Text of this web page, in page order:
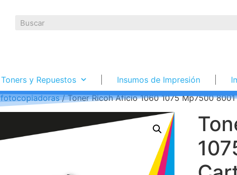
Toners y Repuestos Insumos de Impresión
/ Toner Ricoh Aficio 1060 1075 Mp7500 8001